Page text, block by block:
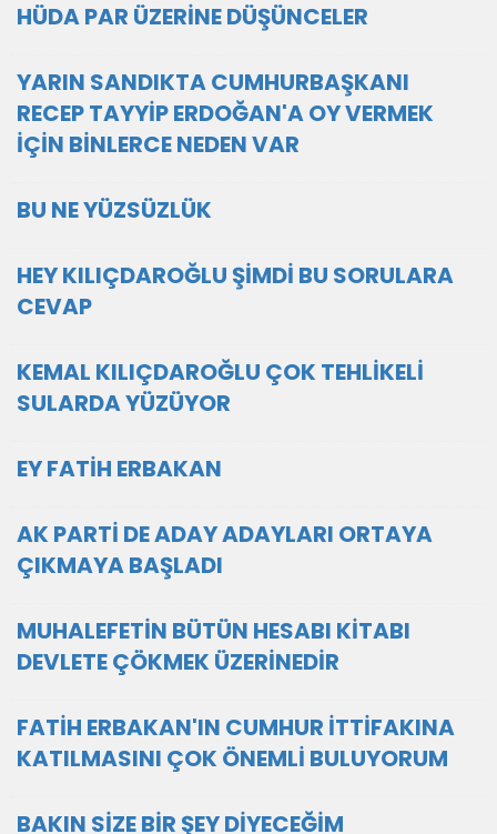
HÜDA PAR ÜZERİNE DÜŞÜNCELER
YARIN SANDIKTA CUMHURBAŞKANI
RECEP TAYYİP ERDOĞAN'A OY VERMEK
İÇİN BİNLERCE NEDEN VAR
BU NE YÜZSÜZLÜK
HEY KILIÇDAROĞLU ŞİMDİ BU SORULARA
CEVAP
KEMAL KILIÇDAROĞLU ÇOK TEHLİKELİ
SULARDA YÜZÜYOR
EY FATİH ERBAKAN
AK PARTİ DE ADAY ADAYLARI ORTAYA
ÇIKMAYA BAŞLADI
MUHALEFETİN BÜTÜN HESABI KİTABI
DEVLETE ÇÖKMEK ÜZERİNEDİR
FATİH ERBAKAN'IN CUMHUR İTTİFAKINA
KATILMASINI ÇOK ÖNEMLİ BULUYORUM
BAKIN SİZE BİR ŞEY DİYECEĞİM